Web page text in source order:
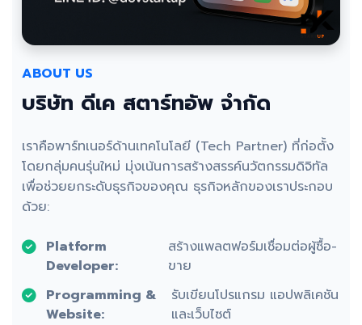
ABOUT US
บริษัท ดีเค สตาร์ทอัพ จำกัด
เราคือพาร์ทเนอร์ด้านเทคโนโลยี (Tech Partner) ที่ก่อตั้ง
โดยกลุ่มคนรุ่นใหม่ มุ่งเน้นการสร้างสรรค์นวัตกรรมดิจิทัล
เพื่อช่วยยกระดับธุรกิจของคุณ ธุรกิจหลักของเราประกอบ
ด้วย:
Platform
Developer:
สร้างแพลตฟอร์มเชื่อมต่อผู้ซื้อ-
ขาย
Programming &
Website:
รับเขียนโปรแกรม แอปพลิเคชัน
และเว็บไซต์